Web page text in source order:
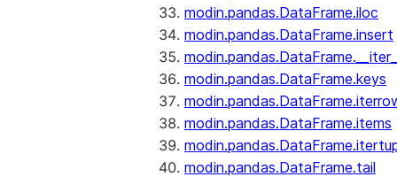
modin.pandas.DataFrame.iloc
modin.pandas.DataFrame.insert
modin.pandas.DataFrame.keys
modin.pandas.DataFrame.items
modin.pandas.DataFrame.tail